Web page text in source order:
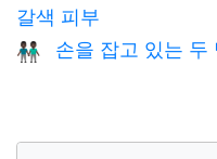
갈색 피부
👬🏿 손을 잡고 있는 두